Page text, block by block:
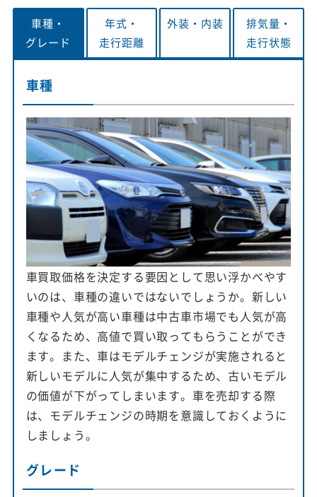
車種・
グレード
年式・
走行距離
外装・ 内装
排気量・
走行状態
車種
車買取価格を決定する要因として思い浮かべやす
いのは、車種の違いではないでしょうか。新しい
車種や人気が高い車種は中古車市場でも人気が高
くなるため、高値で買い取ってもらうことができ
ます。また、車はモデルチェンジが実施されると
新しいモデルに人気が集中するため、古いモデル
の価値が下がってしまいます。車を売却する際
は、モデルチェンジの時期を意識しておくように
しましょう。
グレード